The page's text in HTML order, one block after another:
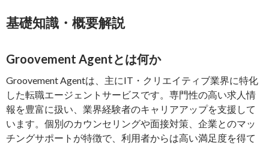
基礎知識・概要解説
Groovement Agentとは何か
Groovement Agentは、主にIT・クリエイティブ業界に特化
した転職エージェントサービスです。専門性の高い求人情
報を豊富に扱い、業界経験者のキャリアアップを支援して
います。個別のカウンセリングや面接対策、企業とのマッ
チングサポートが特徴で、利用者からは高い満足度を得て